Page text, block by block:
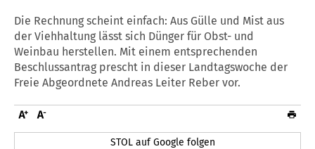
Die Rechnung scheint einfach: Aus Gülle und Mist aus
der Viehhaltung lässt sich Dünger für Obst- und
Weinbau herstellen. Mit einem entsprechenden
Beschlussantrag prescht in dieser Landtagswoche der
Freie Abgeordnete Andreas Leiter Reber vor.
STOL auf Google folgen